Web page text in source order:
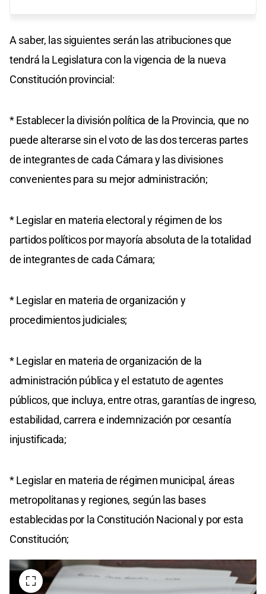
A saber, las siguientes serán las atribuciones que
tendrá la Legislatura con la vigencia de la nueva
Constitución provincial:
* Establecer la división política de la Provincia, que no
puede alterarse sin el voto de las dos terceras partes
de integrantes de cada Cámara y las divisiones
convenientes para su mejor administración;
* Legislar en materia electoral y régimen de los
partidos políticos por mayoría absoluta de la totalidad
de integrantes de cada Cámara;
* Legislar en materia de organización y
procedimientos judiciales;
* Legislar en materia de organización de la
administración pública y el estatuto de agentes
públicos, que incluya, entre otras, garantías de ingreso,
estabilidad, carrera e indemnización por cesantía
injustificada;
* Legislar en materia de régimen municipal, áreas
metropolitanas y regiones, según las bases
establecidas por la Constitución Nacional y por esta
Constitución;